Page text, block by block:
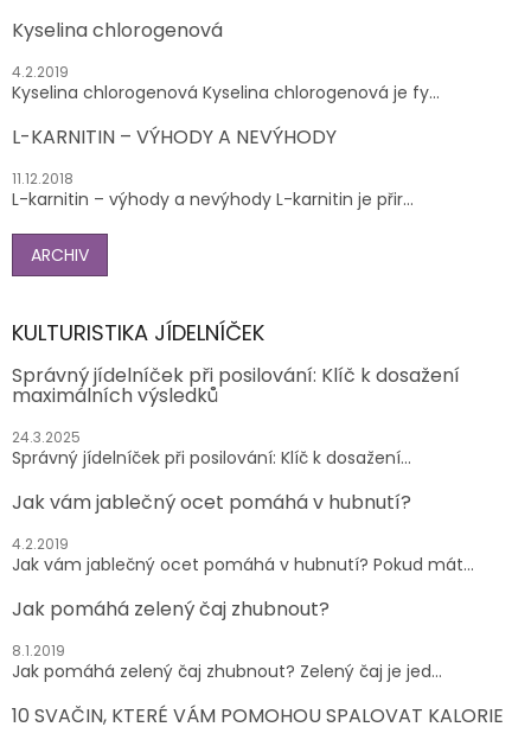
Kyselina chlorogenová
4.2.2019
Kyselina chlorogenová Kyselina chlorogenová je fy...
L-KARNITIN – VÝHODY A NEVÝHODY
11.12.2018
L-karnitin – výhody a nevýhody L-karnitin je přir...
ARCHIV
KULTURISTIKA JÍDELNÍČEK
Správný jídelníček při posilování: Klíč k dosažení
maximálních výsledků
24.3.2025
Správný jídelníček při posilování: Klíč k dosažení...
Jak vám jablečný ocet pomáhá v hubnutí?
4.2.2019
Jak vám jablečný ocet pomáhá v hubnutí? Pokud mát...
Jak pomáhá zelený čaj zhubnout?
8.1.2019
Jak pomáhá zelený čaj zhubnout? Zelený čaj je jed...
10 SVAČIN, KTERÉ VÁM POMOHOU SPALOVAT KALORIE